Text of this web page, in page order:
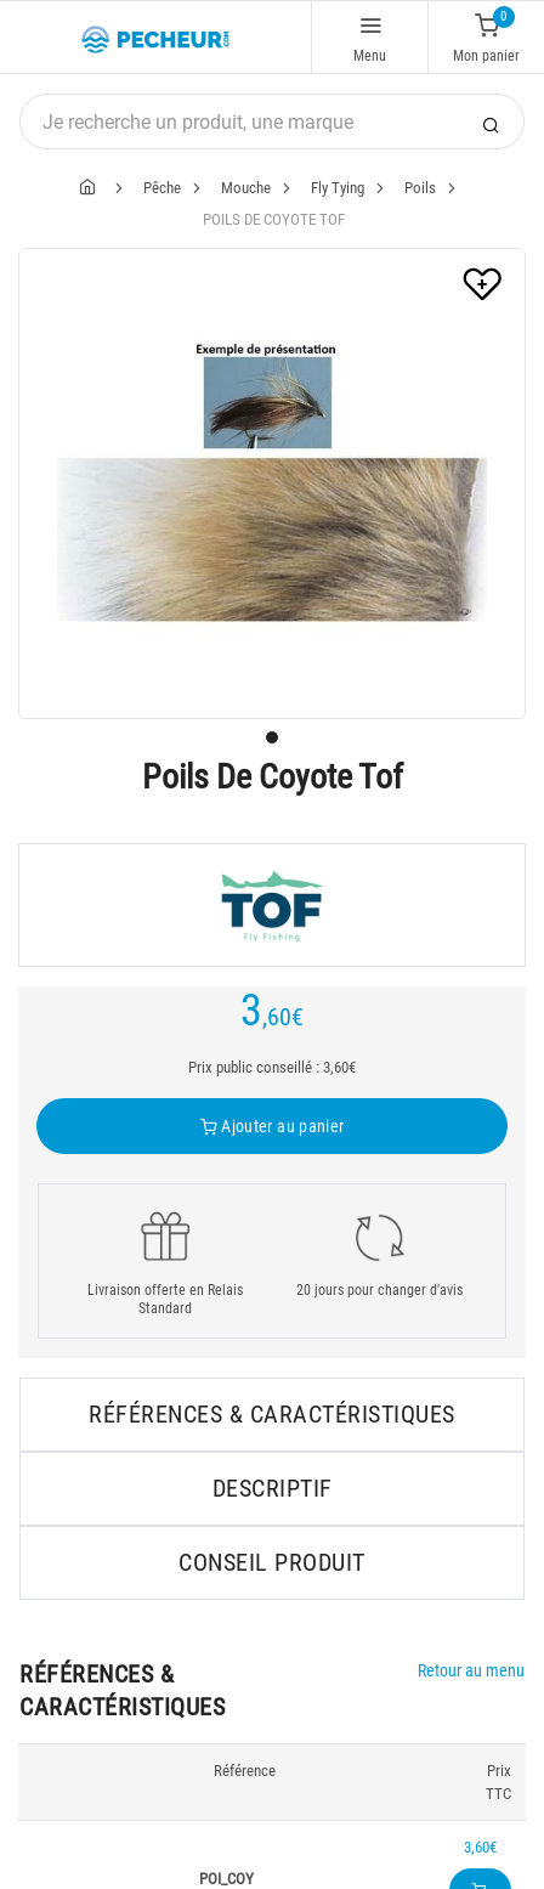
Menu
0
Mon panier
Pêche Mouche Fly Tying
Poils
POILS DE COYOTE TOF
Poils De Coyote Tof
3,60€
Prix public conseillé : 3,60€
Ajouter au panier
Livraison offerte en Relais
Standard
20 jours pour changer d'avis
RÉFÉRENCES & CARACTÉRISTIQUES
DESCRIPTIF
CONSEIL PRODUIT
RÉFÉRENCES &
CARACTÉRISTIQUES
Retour au menu
Référence
Prix
TTC
POI_COY
3,60€